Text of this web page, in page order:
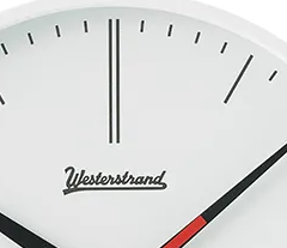
サイドテーブル
デスク&ビューロ
LIGHTING
テーブルライト&タ
LIVING DINING